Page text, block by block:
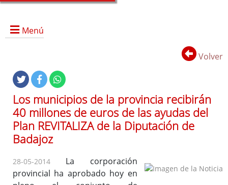
Menú
Noticias
Lista
de
distribución
Volver
Los municipios de la provincia recibirán
40 millones de euros de las ayudas del
Plan REVITALIZA de la Diputación de
Badajoz
28-05-2014 La corporación
provincial ha aprobado hoy en